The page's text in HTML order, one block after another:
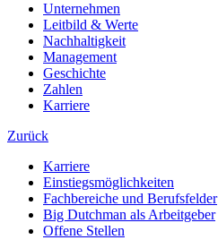
Unternehmen
Leitbild & Werte
Nachhaltigkeit
Management
Geschichte
Zahlen
Karriere
Zurück
Karriere
Einstiegsmöglichkeiten
Fachbereiche und Berufsfelder
Big Dutchman als Arbeitgeber
Offene Stellen